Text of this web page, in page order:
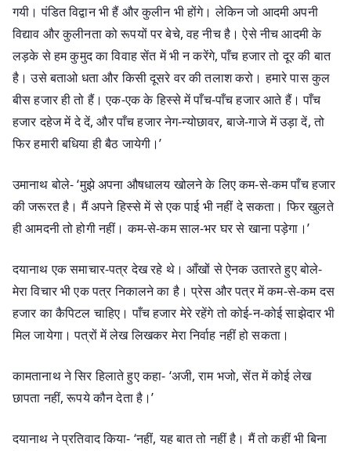
गयी। पंडित विद्वान भी हैं और कुलीन भी होंगे। लेकिन जो आदमी अपनी
विद्याव और कुलीनता को रूपयों पर बेचे, वह नीच है। ऐसे नीच आदमी के
लड़के से हम कुमुद का विवाह सेंत में भी न करेंगे, पाँच हजार तो दूर की बात
है। उसे बताओ धता और किसी दूसरे वर की तलाश करो। हमारे पास कुल
बीस हजार ही तो हैं। एक-एक के हिस्से में पाँच-पाँच हजार आते हैं। पाँच
हजार दहेज में दे दें, और पाँच हजार नेग-न्योछावर, बाजे-गाजे में उड़ा दें, तो
फिर हमारी बधिया ही बैठ जायेगी।’
उमानाथ बोले- ‘मुझे अपना औषधालय खोलने के लिए कम-से-कम पाँच हजार
की जरूरत है। मैं अपने हिस्से में से एक पाई भी नहीं दे सकता। फिर खुलते
ही आमदनी तो होगी नहीं। कम-से-कम साल-भर घर से खाना पड़ेगा।’
दयानाथ एक समाचार-पत्र देख रहे थे। आँखों से ऐनक उतारते हुए बोले-
मेरा विचार भी एक पत्र निकालने का है। प्रेस और पत्र में कम-से-कम दस
हजार का कैपिटल चाहिए। पाँच हजार मेरे रहेंगे तो कोई-न-कोई साझेदार भी
मिल जायेगा। पत्रों में लेख लिखकर मेरा निर्वाह नहीं हो सकता।
कामतानाथ ने सिर हिलाते हुए कहा- ‘अजी, राम भजो, सेंत में कोई लेख
छापता नहीं, रूपये कौन देता है।’
दयानाथ ने प्रतिवाद किया- ‘नहीं, यह बात तो नहीं है। मैं तो कहीं भी बिना